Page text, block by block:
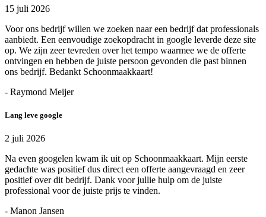
15 juli 2026
Voor ons bedrijf willen we zoeken naar een bedrijf dat professionals
aanbiedt. Een eenvoudige zoekopdracht in google leverde deze site
op. We zijn zeer tevreden over het tempo waarmee we de offerte
ontvingen en hebben de juiste persoon gevonden die past binnen
ons bedrijf. Bedankt Schoonmaakkaart!
- Raymond Meijer
Lang leve google
2 juli 2026
Na even googelen kwam ik uit op Schoonmaakkaart. Mijn eerste
gedachte was positief dus direct een offerte aangevraagd en zeer
positief over dit bedrijf. Dank voor jullie hulp om de juiste
professional voor de juiste prijs te vinden.
- Manon Jansen